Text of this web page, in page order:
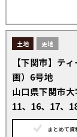
土地 更地
【下関市】テ
画）6号地
山口県下関市
11、16、17、
まとめて資